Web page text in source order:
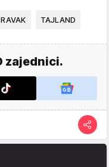
TAJLAND
zajednici.